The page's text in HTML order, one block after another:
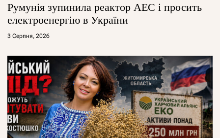
Румунія зупинила реактор АЕС і просить
електроенергію в України
3 Серпня, 2026